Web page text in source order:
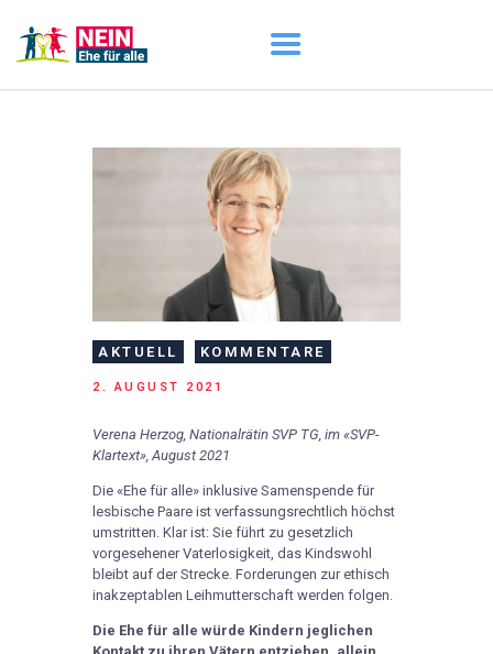
START
AKTUELL
DARUM GEHT ES
DOWNLOADS
AKTUELL KOMMENTARE
2. AUGUST 2021
Verena Herzog, Nationalrätin SVP TG, im «SVP-
Klartext», August 2021
Die «Ehe für alle» inklusive Samenspende für
lesbische Paare ist verfassungsrechtlich höchst
umstritten. Klar ist: Sie führt zu gesetzlich
vorgesehener Vaterlosigkeit, das Kindswohl
bleibt auf der Strecke. Forderungen zur ethisch
inakzeptablen Leihmutterschaft werden folgen.
Die Ehe für alle würde Kindern jeglichen